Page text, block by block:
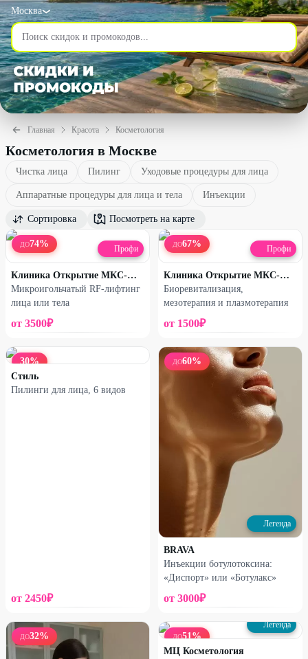
Москва
Главная Красота Косметология
Косметология в Москве
Чистка лица Пилинг Уходовые процедуры для лица
Аппаратные процедуры для лица и тела Инъекции
Сортировка Посмотреть на карте
ДО74% Профи
Клиника Открытие МКС-МЕД
Микроигольчатый RF-лифтинг
лица или тела
от 3500₽
ДО67% Профи
Клиника Открытие МКС-МЕД
Биоревитализация,
мезотерапия и плазмотерапия
от 1500₽
30%
Стиль
Пилинги для лица, 6 видов
от 2450₽
ДО60%
Легенда
BRAVA
Инъекции ботулотоксина:
«Диспорт» или «Ботулакс»
от 3000₽
ДО32% ДО51%
Легенда
МЦ Косметология